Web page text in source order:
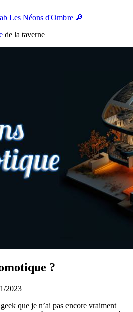
Les Néons d'Ombre 🔎
de la taverne
?
2023
que je n’ai pas encore vraiment